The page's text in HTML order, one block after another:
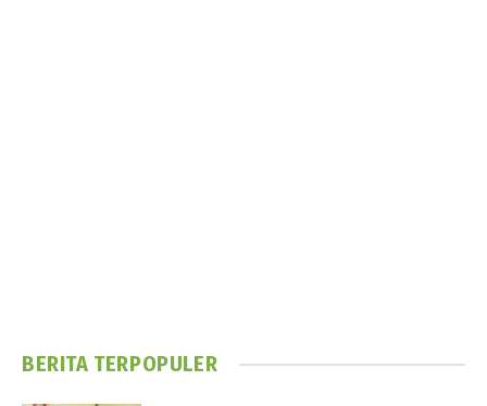
BERITA TERPOPULER